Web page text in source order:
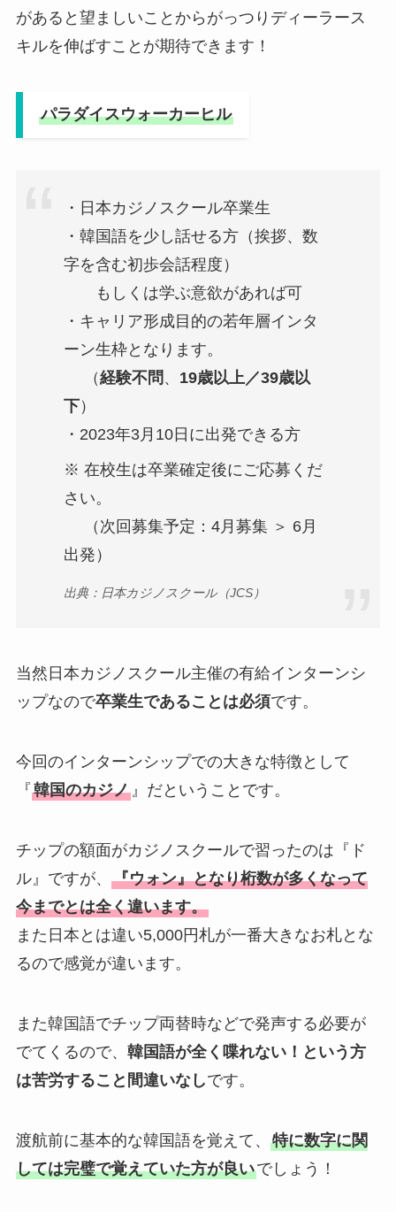
があると望ましいことからがっつりディーラース
キルを伸ばすことが期待できます！
パラダイスウォーカーヒル
・日本カジノスクール卒業生
・韓国語を少し話せる方（挨拶、数
字を含む初歩会話程度）
もしくは学ぶ意欲があれば可
・キャリア形成目的の若年層インタ
ーン生枠となります。
（経験不問 、 19歳以上／39歳以
下）
・2023年3月10日に出発できる方
※ 在校生は卒業確定後にご応募くだ
さい。
（次回募集予定：4月募集 ＞ 6月
出発）
出典：日本カジノスクール（JCS）
当然日本カジノスクール主催の有給インターンシ
ップなので卒業生であることは必須です。
今回のインターンシップでの大きな特徴として
『韓国のカジノ』だということです。
チップの額面がカジノスクールで習ったのは『ド
ル』ですが、 『ウォン』となり桁数が多くなって
今までとは全く違います。
また日本とは違い5,000円札が一番大きなお札とな
るので感覚が違います。
また韓国語でチップ両替時などで発声する必要が
でてくるので、 韓国語が全く喋れない！という方
は苦労すること間違いなしです。
渡航前に基本的な韓国語を覚えて、 特に数字に関
しては完璧で覚えていた方が良いでしょう！